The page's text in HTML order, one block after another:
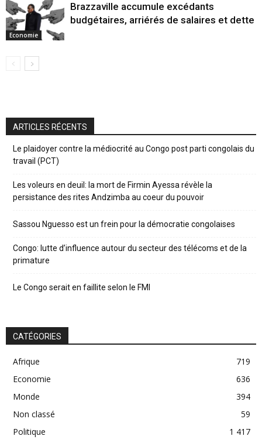
Economie
Brazzaville accumule excédants
budgétaires, arriérés de salaires et dette
ARTICLES RÉCENTS
Le plaidoyer contre la médiocrité au Congo post parti congolais du
travail (PCT)
Les voleurs en deuil: la mort de Firmin Ayessa révèle la
persistance des rites Andzimba au coeur du pouvoir
Sassou Nguesso est un frein pour la démocratie congolaises
Congo: lutte d’influence autour du secteur des télécoms et de la
primature
Le Congo serait en faillite selon le FMI
CATÉGORIES
Afrique
719
Economie
636
Monde
394
Non classé
59
Politique
1 417